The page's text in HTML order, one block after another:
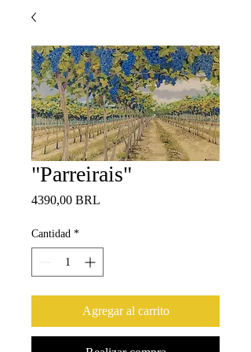
"Parreirais"
4390,00 BRL
Cantidad *
Agregar al carrito